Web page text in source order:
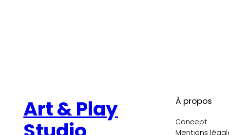
Art & Play
À propos
Concept
Mentions